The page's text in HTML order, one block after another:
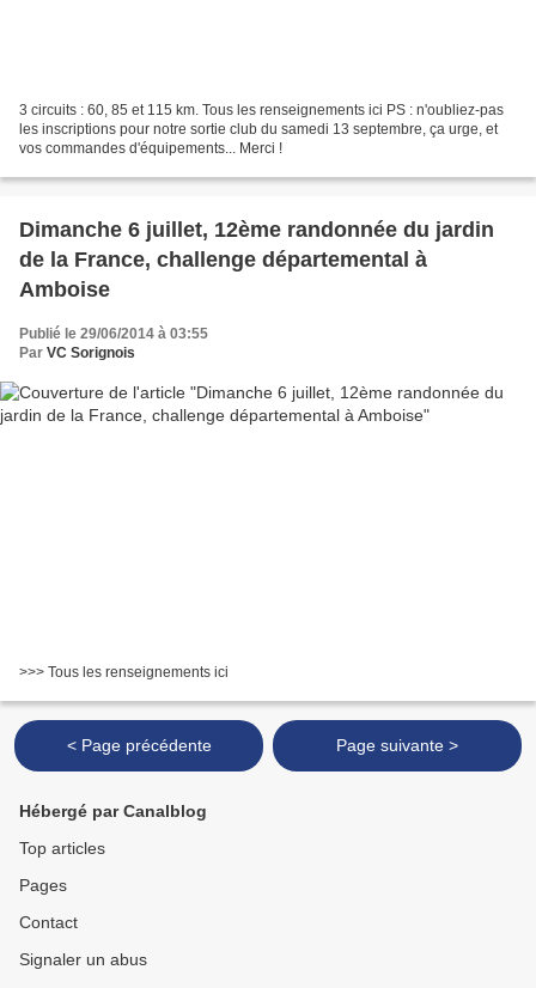
3 circuits : 60, 85 et 115 km. Tous les renseignements ici PS : n'oubliez-pas
les inscriptions pour notre sortie club du samedi 13 septembre, ça urge, et
vos commandes d'équipements... Merci !
Dimanche 6 juillet, 12ème randonnée du jardin
de la France, challenge départemental à
Amboise
Publié le 29/06/2014 à 03:55
Par VC Sorignois
>>> Tous les renseignements ici
< Page précédente Page suivante >
Hébergé par Canalblog
Top articles
Pages
Contact
Signaler un abus